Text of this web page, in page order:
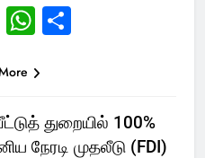
WhatsApp
Share
துறையில் 100%
நேரடி முதலீடு (FDI)